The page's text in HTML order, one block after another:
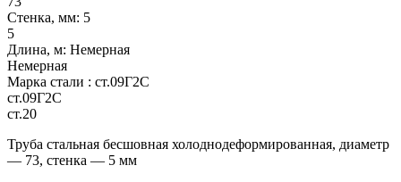
Стенка, мм: 5
5
Длина, м: Немерная
Немерная
Марка стали : ст.09Г2С
ст.09Г2С
ст.20
Труба стальная бесшовная холоднодеформированная, диаметр
— 73, стенка — 5 мм